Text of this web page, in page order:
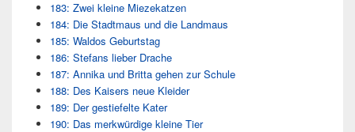
183: Zwei kleine Miezekatzen
184: Die Stadtmaus und die Landmaus
185: Waldos Geburtstag
186: Stefans lieber Drache
187: Annika und Britta gehen zur Schule
188: Des Kaisers neue Kleider
189: Der gestiefelte Kater
190: Das merkwürdige kleine Tier